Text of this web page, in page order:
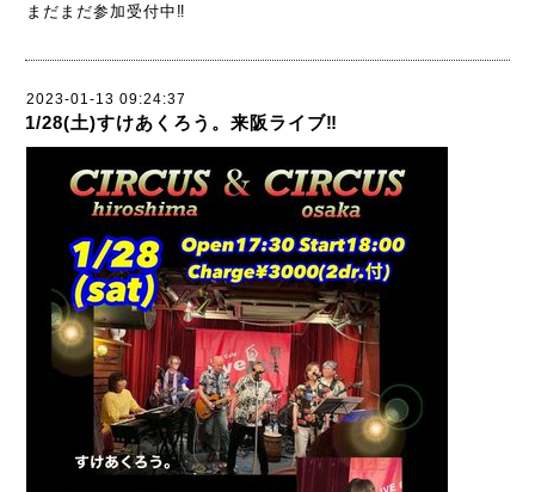
まだまだ参加受付中‼️
2023-01-13 09:24:37
1/28(土)すけあくろう。来阪ライブ‼️